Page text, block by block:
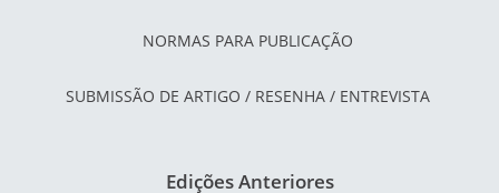
NORMAS PARA PUBLICAÇÃO
SUBMISSÃO DE ARTIGO / RESENHA / ENTREVISTA
Edições Anteriores